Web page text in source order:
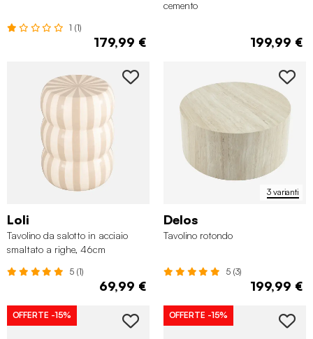
1 (1)
179,99 €
cemento
199,99 €
Loli
Tavolino da salotto in acciaio
smaltato a righe, 46cm
5 (1)
69,99 €
3 varianti
Delos
Tavolino rotondo
5 (3)
199,99 €
OFFERTE -15% OFFERTE -15%